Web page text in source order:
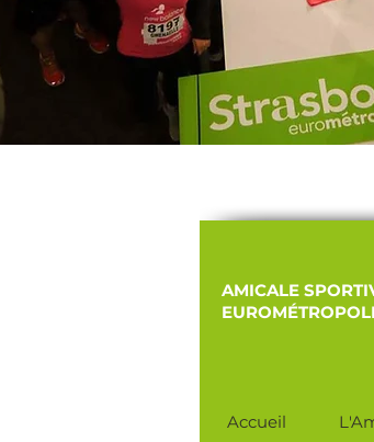
AMICALE
Accueil